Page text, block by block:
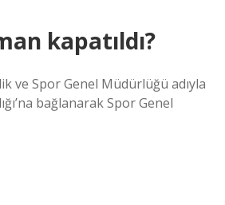
kapatıldı?
ve Spor Genel Müdürlüğü adıyla
bağlanarak Spor Genel